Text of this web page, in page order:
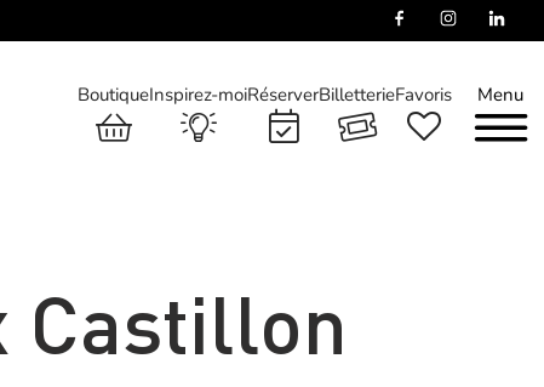
Menu
BoutiqueInspirez-moiRéserverBilletterieFavoris
Castillon